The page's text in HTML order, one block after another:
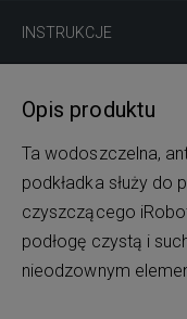
INSTRUKCJE
Opis produktu
Ta wodoszczelna,
podkładka służy do
czyszczącego
podłogę czystą i
nieodzownym